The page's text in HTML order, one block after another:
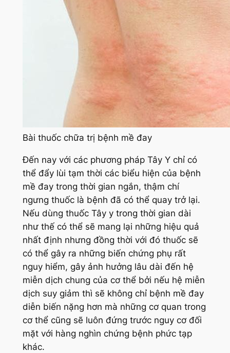
Bài thuốc chữa trị bệnh mề đay
Đến nay với các phương pháp Tây Y chỉ có
thể đẩy lùi tạm thời các biểu hiện của bệnh
mề đay trong thời gian ngắn, thậm chí
ngưng thuốc là bệnh đã có thể quay trở lại.
Nếu dùng thuốc Tây y trong thời gian dài
như thế có thể sẽ mang lại những hiệu quả
nhất định nhưng đồng thời với đó thuốc sẽ
có thể gây ra những biến chứng phụ rất
nguy hiểm, gây ảnh hưởng lâu dài đến hệ
miễn dịch chung của cơ thể bởi nếu hệ miễn
dịch suy giảm thì sẽ không chỉ bệnh mề đay
diễn biến nặng hơn mà những cơ quan trong
cơ thể cũng sẽ luôn đứng trước nguy cơ đối
mặt với hàng nghìn chứng bệnh phức tạp
khác.